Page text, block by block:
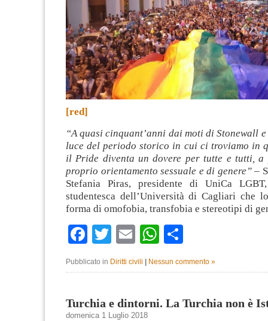
[red]
“A quasi cinquant’anni dai moti di Stonewall
luce del periodo storico in cui ci troviamo in
il Pride diventa un dovere per tutte e tutti, a
proprio orientamento sessuale e di genere”–
Stefania Piras, presidente di UniCa LGBT,
studentesca dell’Università di Cagliari che
forma di omofobia, transfobia e stereotipi di
Facebook
TwitterEmailWhatsApp
Pubblicato in Diritti civili Nessun commento »
Turchia e dintorni. La Turchia non è
domenica 1 Luglio 2018